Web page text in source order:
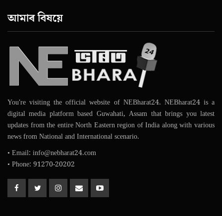
আমাৰ বিষয়ে
You're visiting the official website of NEBharat24. NEBharat24 is a
digital media platform based Guwahati, Assam that brings you latest
updates from the entire North Eastern region of India along with various
news from National and International scenario.
• Email: info@nebharat24.com
• Phone: 91270-20202